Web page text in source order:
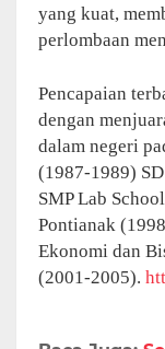
yang kuat,
perlombaan
Pencapaian
dengan
dalam negeri
(1987-1989)
SMP Lab
Pontianak
Ekonomi dan
(2001-2005).